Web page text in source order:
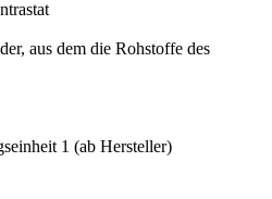
aus dem die Rohstoffe des
1 (ab Hersteller)